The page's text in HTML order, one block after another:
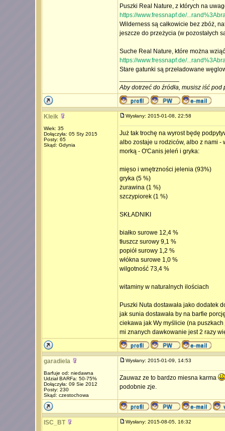
Puszki Real Nature, z których na
https://www.fressnapf.de/
Wilderness są całkowicie bez zbóż,
jeszcze do przeżycia (w pozostałych
Suche Real Nature, które można
https://www.fressnapf.de/
Stare gatunki są przeładowane
Aby dotrzeć do źródła, musisz iść pod
Kleik
Wiek: 35
Dołączyła: 05 Sty 2015
Posty: 65
Skąd: Gdynia
Wysłany: 2015-01-08, 22:58
Już tak trochę na wyrost będę
albo zostaje u rodziców, albo z nami -
morką - O'Canis jeleń i gryka:
mięso i wnętrzności jelenia (93%)
gryka (5 %)
żurawina (1 %)
szczypiorek (1 %)
SKŁADNIKI
białko surowe 12,4 %
tłuszcz surowy 9,1 %
popiół surowy 1,2 %
włókna surowe 1,0 %
wilgotność 73,4 %
witaminy w naturalnych ilościach
Puszki Nuta dostawała jako dodatek
jak sunia dostawała by na barfie
ciekawa jak Wy myślicie (na
mi znanych dawkowanie jest 2 razy
garadiela
Barfuje od: niedawna
Udział BARFa: 50-75%
Dołączyła: 09 Sie 2012
Posty: 230
Skąd: czestochowa
Wysłany: 2015-01-09, 14:53
Zauwaz ze to bardzo miesna karma
podobnie zje.
ISC_BT Wysłany: 2015-08-05, 16:32